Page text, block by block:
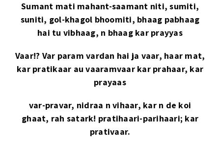
Sumant mati mahant-saamant niti, sumiti,
suniti, gol-khagol bhoomiti, bhaag pabhaag
hai tu vibhaag, n bhaag kar prayyas
Vaar!? Var param vardan hai ja vaar, haar mat,
kar pratikaar au vaaramvaar kar prahaar, kar
prayaas
var-pravar, nidraa n vihaar, kar n de koi
ghaat, rah satark! pratihaari-parihaari; kar
prativaar.